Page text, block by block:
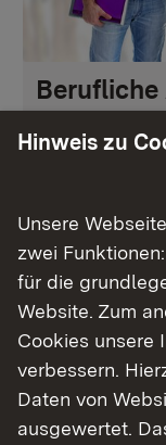
Hinweis zu
Unsere
zwei
für die
Website. Zum
Cookies unsere
verbessern.
Daten von
ausgewertet.